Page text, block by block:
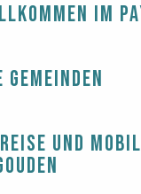
im
Gemeinden
und
uns